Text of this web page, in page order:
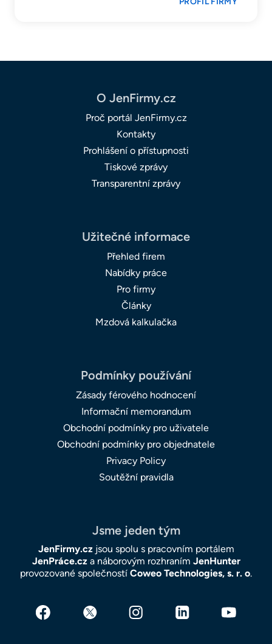
O JenFirmy.cz
Proč portál JenFirmy.cz
Kontakty
Prohlášení o přístupnosti
Tiskové zprávy
Transparentní zprávy
Užitečné informace
Přehled firem
Nabídky práce
Pro firmy
Články
Mzdová kalkulačka
Podmínky používání
Zásady férového hodnocení
Informační memorandum
Obchodní podmínky pro uživatele
Obchodní podmínky pro objednatele
Privacy Policy
Soutěžní pravidla
Jsme jeden tým
JenFirmy.czjsou spolu s pracovním portálem
JenPráce.cza náborovým rozhraním JenHunter
provozované společností Coweo Technologies, s. r. o.